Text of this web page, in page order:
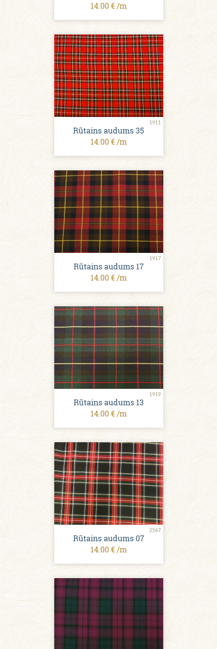
14.00 € /m
1911
Rūtains audums 35
14.00 € /m
1917
Rūtains audums 17
14.00 € /m
1919
Rūtains audums 13
14.00 € /m
2567
Rūtains audums 07
14.00 € /m